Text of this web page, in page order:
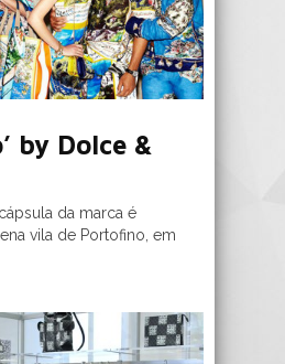
by Dolce &
da marca é
vila de Portofino, em